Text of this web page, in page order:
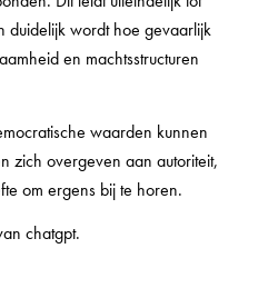
duidelijk wordt hoe gevaarlijk
en machtsstructuren
waarden kunnen
zich overgeven aan autoriteit,
om ergens bij te horen.
chatgpt.